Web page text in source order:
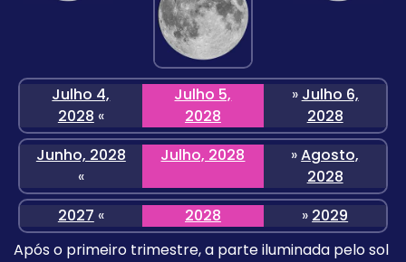
Julho 4,
2028 «
Julho 5,
2028
» Julho 6,
2028
Junho, 2028
«
Julho, 2028 »Agosto,
2028
2027 « 2028 » 2029
Após o primeiro trimestre, a parte iluminada pelo sol